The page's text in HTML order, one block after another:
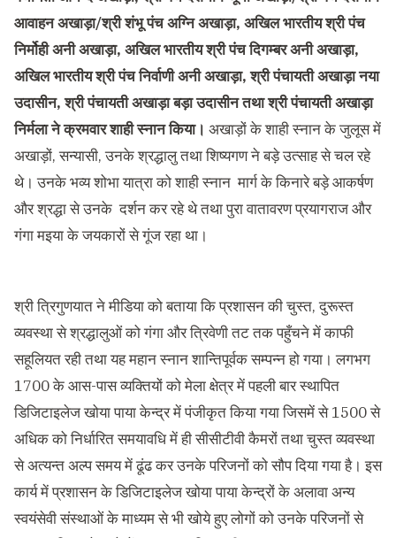
आवाहन अखाड़ा/श्री शंभू पंच अग्नि अखाड़ा, अखिल भारतीय श्री पंच
निर्मोही अनी अखाड़ा, अखिल भारतीय श्री पंच दिगम्बर अनी अखाड़ा,
अखिल भारतीय श्री पंच निर्वाणी अनी अखाड़ा, श्री पंचायती अखाड़ा नया
उदासीन, श्री पंचायती अखाड़ा बड़ा उदासीन तथा श्री पंचायती अखाड़ा
निर्मला ने क्रमवार शाही स्नान किया। अखाड़ों के शाही स्नान के जुलूस में
अखाड़ों, सन्यासी, उनके श्रद्धालु तथा शिष्यगण ने बड़े उत्साह से चल रहे
थे। उनके भव्य शोभा यात्रा को शाही स्नान मार्ग के किनारे बड़े आकर्षण
और श्रद्धा से उनके दर्शन कर रहे थे तथा पुरा वातावरण प्रयागराज और
गंगा मइया के जयकारों से गूंज रहा था।
श्री त्रिगुणयात ने मीडिया को बताया कि प्रशासन की चुस्त, दुरूस्त
व्यवस्था से श्रद्धालुओं को गंगा और त्रिवेणी तट तक पहुँचने में काफी
सहूलियत रही तथा यह महान स्नान शान्तिपूर्वक सम्पन्न हो गया। लगभग
1700 के आस-पास व्यक्तियों को मेला क्षेत्र में पहली बार स्थापित
डिजिटाइलेज खोया पाया केन्द्र में पंजीकृत किया गया जिसमें से 1500 से
अधिक को निर्धारित समयावधि में ही सीसीटीवी कैमरों तथा चुस्त व्यवस्था
से अत्यन्त अल्प समय में ढूंढ कर उनके परिजनों को सौप दिया गया है। इस
कार्य में प्रशासन के डिजिटाइलेज खोया पाया केन्द्रों के अलावा अन्य
स्वयंसेवी संस्थाओं के माध्यम से भी खोये हुए लोगों को उनके परिजनों से